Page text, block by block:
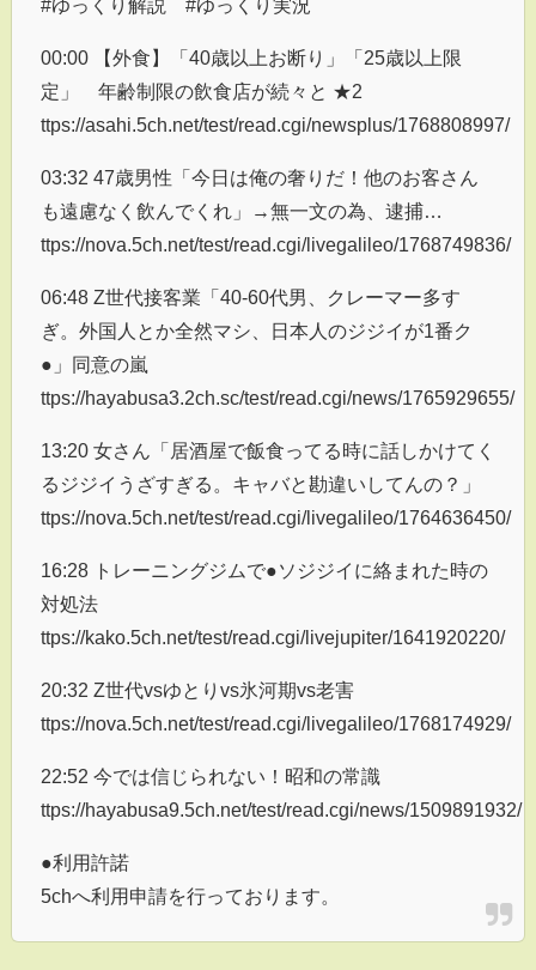
#ゆっくり解説 #ゆっくり実況
00:00 【外食】「40歳以上お断り」「25歳以上限
定」 年齢制限の飲食店が続々と ★2
ttps://asahi.5ch.net/test/read.cgi/newsplus/1768808997/
03:32 47歳男性「今日は俺の奢りだ！他のお客さん
も遠慮なく飲んでくれ」→無一文の為、逮捕…
ttps://nova.5ch.net/test/read.cgi/livegalileo/1768749836/
06:48 Z世代接客業「40-60代男、クレーマー多す
ぎ。外国人とか全然マシ、日本人のジジイが1番ク
●」同意の嵐
ttps://hayabusa3.2ch.sc/test/read.cgi/news/1765929655/
13:20 女さん「居酒屋で飯食ってる時に話しかけてく
るジジイうざすぎる。キャバと勘違いしてんの？」
ttps://nova.5ch.net/test/read.cgi/livegalileo/1764636450/
16:28 トレーニングジムで●ソジジイに絡まれた時の
対処法
ttps://kako.5ch.net/test/read.cgi/livejupiter/1641920220/
20:32 Z世代vsゆとりvs氷河期vs老害
ttps://nova.5ch.net/test/read.cgi/livegalileo/1768174929/
22:52 今では信じられない！昭和の常識
ttps://hayabusa9.5ch.net/test/read.cgi/news/1509891932/
●利用許諾
5chへ利用申請を行っております。